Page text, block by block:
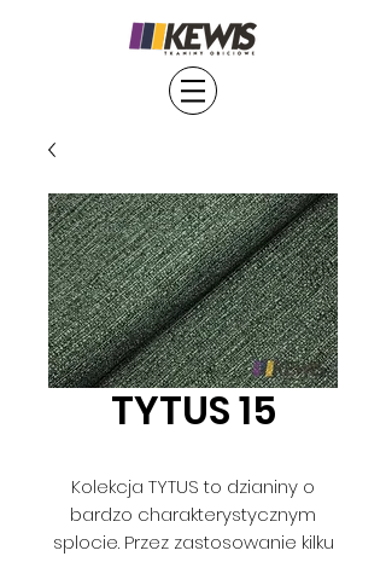
TYTUS 15
Kolekcja TYTUS to dzianiny o
bardzo charakterystycznym
splocie. Przez zastosowanie kilku